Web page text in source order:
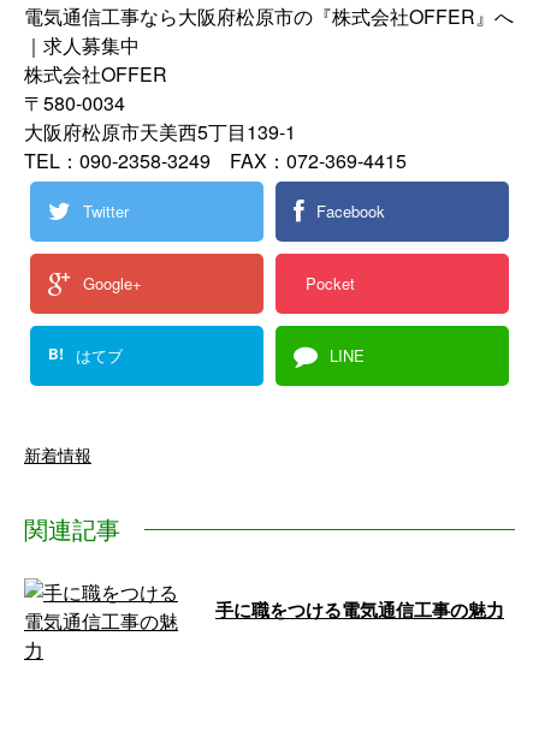
電気通信工事なら大阪府松原市の『株式会社OFFER』へ
｜求人募集中
株式会社OFFER
〒580-0034
大阪府松原市天美西5丁目139-1
TEL：090-2358-3249 FAX：072-369-4415
Twitter Facebook
Google+ Pocket
B! はてブ LINE
新着情報
関連記事
手に職をつける電気通信工事の魅力